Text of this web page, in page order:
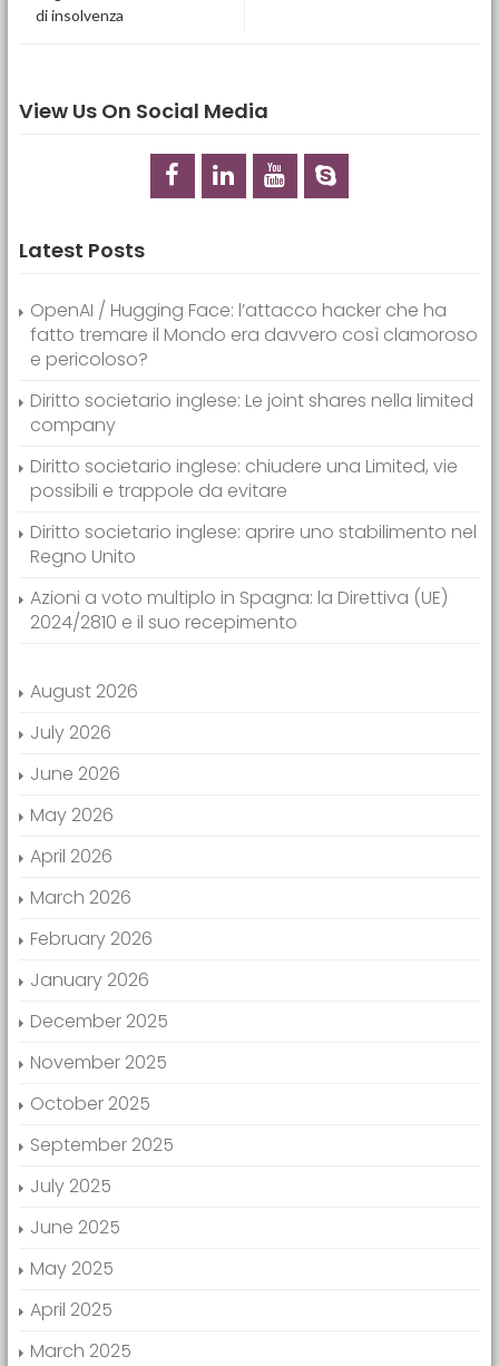
di insolvenza
View Us On Social Media
Latest Posts
OpenAI / Hugging Face: l’attacco hacker che ha
fatto tremare il Mondo era davvero così clamoroso
e pericoloso?
Diritto societario inglese: Le joint shares nella limited
company
Diritto societario inglese: chiudere una Limited, vie
possibili e trappole da evitare
Diritto societario inglese: aprire uno stabilimento nel
Regno Unito
Azioni a voto multiplo in Spagna: la Direttiva (UE)
2024/2810 e il suo recepimento
August 2026
July 2026
June 2026
May 2026
April 2026
March 2026
February 2026
January 2026
December 2025
November 2025
October 2025
September 2025
July 2025
June 2025
May 2025
April 2025
March 2025